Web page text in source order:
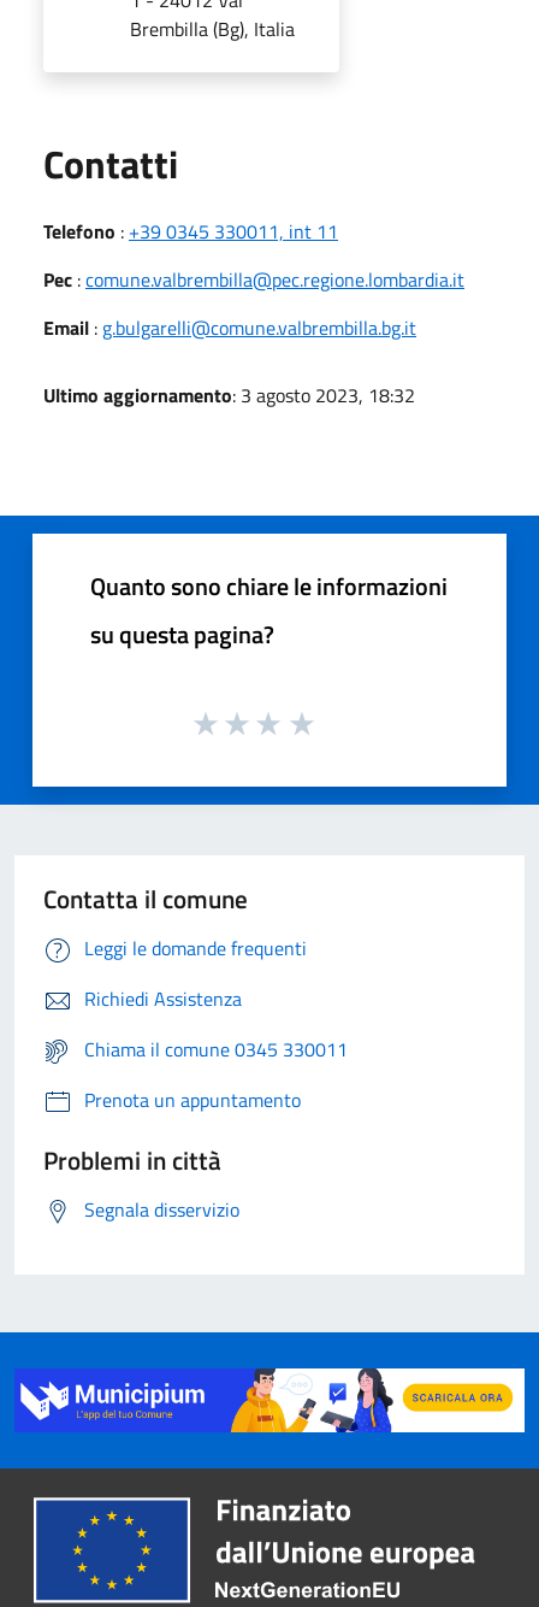
Brembilla (Bg), Italia
Contatti
Telefono : +39 0345 330011, int 11
Pec :comune.valbrembilla@pec.regione.lombardia.it
Email : g.bulgarelli@comune.valbrembilla.bg.it
Ultimo aggiornamento: 3 agosto 2023, 18:32
Quanto sono chiare le informazioni
su questa pagina?
Contatta il comune
Leggi le domande frequenti
Richiedi Assistenza
Chiama il comune 0345 330011
Prenota un appuntamento
Problemi in città
Segnala disservizio